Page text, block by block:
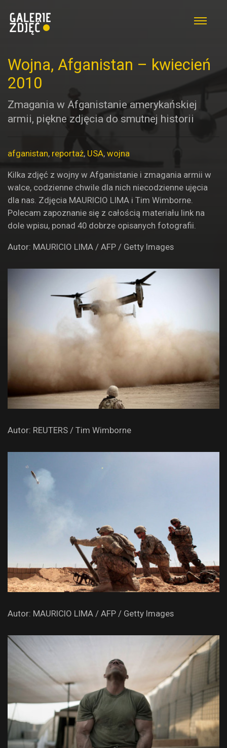
Wojna, Afganistan – kwiecień
2010
Zmagania w Afganistanie amerykańskiej
armii, piękne zdjęcia do smutnej historii
afganistan, reportaż, USA, wojna
Kilka zdjęć z wojny w Afganistanie i zmagania armii w
walce, codzienne chwile dla nich niecodzienne ujęcia
dla nas. Zdjęcia MAURICIO LIMA i Tim Wimborne.
Polecam zapoznanie się z całością materiału link na
dole wpisu, ponad 40 dobrze opisanych fotografii.
Autor: MAURICIO LIMA / AFP / Getty Images
Autor: REUTERS / Tim Wimborne
Autor: MAURICIO LIMA / AFP / Getty Images